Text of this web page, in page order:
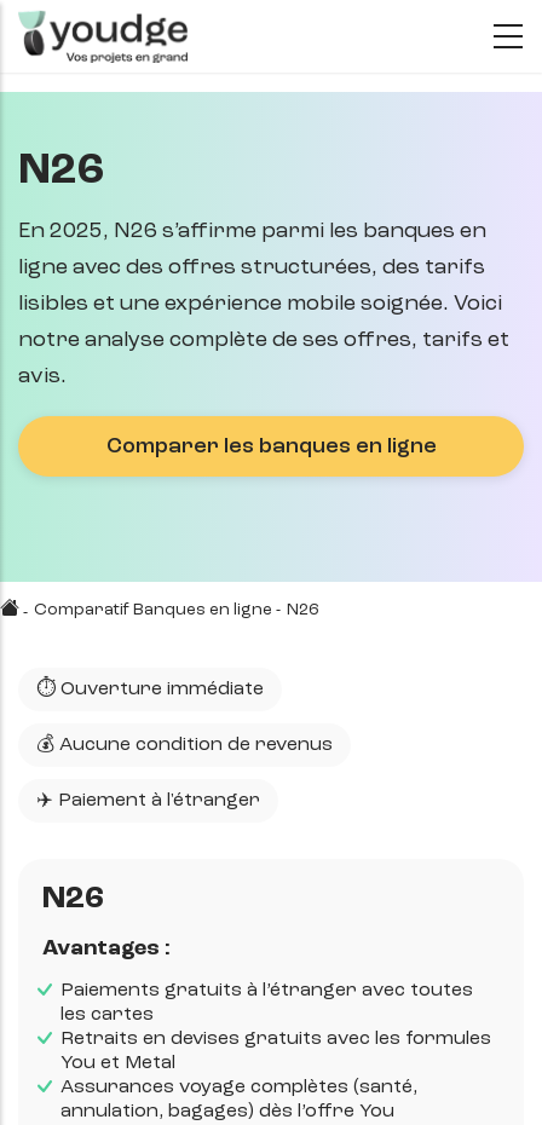
Aller
au
contenu
N26
En 2025, N26 s’affirme parmi les banques en
ligne avec des offres structurées, des tarifs
lisibles et une expérience mobile soignée. Voici
notre analyse complète de ses offres, tarifs et
avis.
Comparer les banques en ligne
- Comparatif Banques en ligne - N26
⏱️ Ouverture immédiate
💰 Aucune condition de revenus
✈️ Paiement à l'étranger
N26
Avantages :
Paiements gratuits à l’étranger avec toutes
les cartes
Retraits en devises gratuits avec les formules
You et Metal
Assurances voyage complètes (santé,
annulation, bagages) dès l’offre You